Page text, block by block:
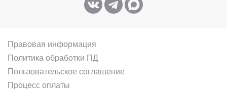
Правовая информация
Политика обработки ПД
Пользовательское соглашение
Процесс оплаты